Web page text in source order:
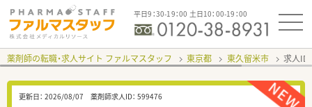
平日9：30-19：00 土日10：00-19：00
薬剤師の転職・求人サイト ファルマスタッフ 東京都 東久留米市 求人ID
更新日： 2026/08/07 薬剤師求人ID： 599476